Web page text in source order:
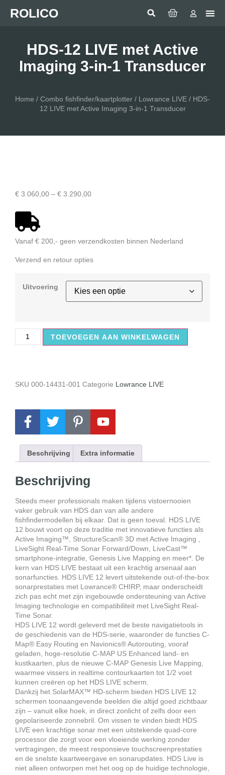
ROLICO
HDS-12 LIVE met Active
Imaging 3-in-1 Transducer
Home / Combo fishfinder/kaartplotter / Lowrance LIVE / HDS-
12 LIVE met Active Imaging 3-in-1 Transducer
€ 3.060,00 – € 3.290,00
Vanaf € 200,- geen verzendkosten binnen Nederland
Verzend en retour opties
Uitvoering
TOEVOEGEN AAN WINKELWAGEN
SKU 000-14431-001 Categorie Lowrance LIVE
Beschrijving Extra informatie
Beschrijving
Steeds meer professionals maken tijdens vistoernooien
vaker gebruik van HDS dan van alle andere
fishfindermodellen bij elkaar. Dat is geen toeval. HDS LIVE
12 bouwt voort op deze traditie met innovatieve functies als
Active Imaging™, StructureScan® 3D met Active Imaging ,
LiveSight Real-Time Sonar Forward/Down, LiveCast™
smartphone-integratie, Genesis Live Mapping en meer*. De
kern van HDS LIVE bestaat uit een krachtig arsenaal aan
sonarfuncties. HDS LIVE 12 levert uitstekende out-of-the-box
sonarprestaties met Lowrance® CHIRP, maar onderscheidt
zich pas echt met zijn ingebouwde ondersteuning van Active
Imaging technologie en compatibiliteit met LiveSight Real-
Time Sonar.
HDS LIVE 12 wordt geleverd met de beste navigatietools in
de geschiedenis van de HDS-serie, waaronder de functies C-
Map® Easy Routing en Navionics® Autorouting, vooraf
geladen, hoge-resolutie C-MAP US Enhanced land- en
kustkaarten, plus de nieuwe C-MAP Genesis Live Mapping,
waarmee vissers in realtime contourkaarten tot 1/2 voet
kunnen creëren op het HDS LIVE scherm.
Dankzij het SolarMAX™ HD-scherm bieden HDS LIVE 12
schermen toonaangevende beelden die altijd goed zichtbaar
zijn – vanuit elke hoek, in direct zonlicht of zelfs door een
gepolariseerde zonnebril. Om vissen te vinden biedt HDS
LIVE een krachtige sonar met een uitstekende quad-core
processor die zorgt voor een vloeiende werking zonder
vertragingen, de meest responsieve touchscreenprestaties
en de snelste kaartweergave en sonarupdates. HDS Live is
niet alleen ontworpen met het oog op de huidige technologie,